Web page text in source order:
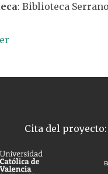
: Biblioteca
Cita del proyecto: